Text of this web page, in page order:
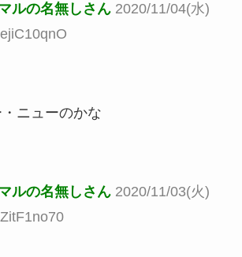
ルの名無しさん 2020/11/04(水)
ニューのかな
ルの名無しさん 2020/11/03(火)